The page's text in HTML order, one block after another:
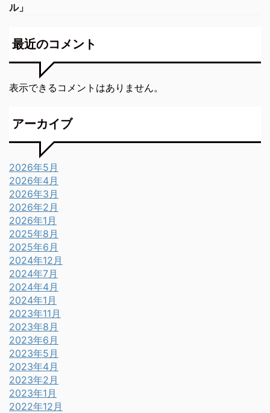
ル」
最近のコメント
表示できるコメントはありません。
アーカイブ
2026年5月
2026年4月
2026年3月
2026年2月
2026年1月
2025年8月
2025年6月
2024年12月
2024年7月
2024年4月
2024年1月
2023年11月
2023年8月
2023年6月
2023年5月
2023年4月
2023年2月
2023年1月
2022年12月